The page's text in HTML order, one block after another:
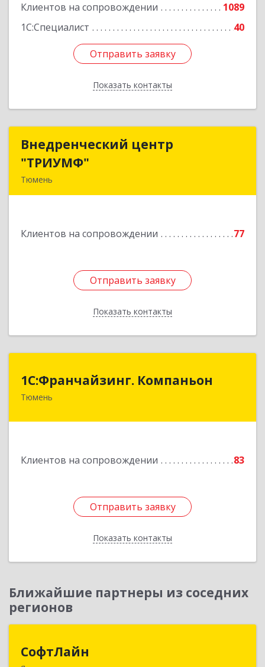
Клиентов на сопровождении
1089
1С:Специалист
40
Отправить заявку
Показать контакты
Подробнее
Отправить заявку
Назад
Внедренческий центр
"ТРИУМФ"
Тюмень
Клиентов на сопровождении 77
Отправить заявку
Показать контакты
Внедренческий центр
Подробнее
Отправить заявку
Назад
1С:Франчайзинг. Компаньон
Тюмень
Клиентов на сопровождении 83
Отправить заявку
Показать контакты
1С:Франчайзинг. Компаньон
Отправить заявку
Назад
Ближайшие партнеры из соседних
регионов
СофтЛайн